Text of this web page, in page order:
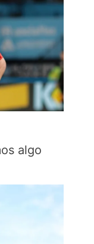
algo